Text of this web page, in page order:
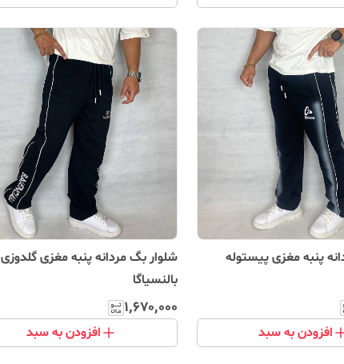
پنبه مغزی پیستوله
افزودن به سبد
شلوار بگ مردانه پنبه مغزی گلدوزی
بالنسیاگا
۱٬۶۷۰٬۰۰۰
افزودن به سبد